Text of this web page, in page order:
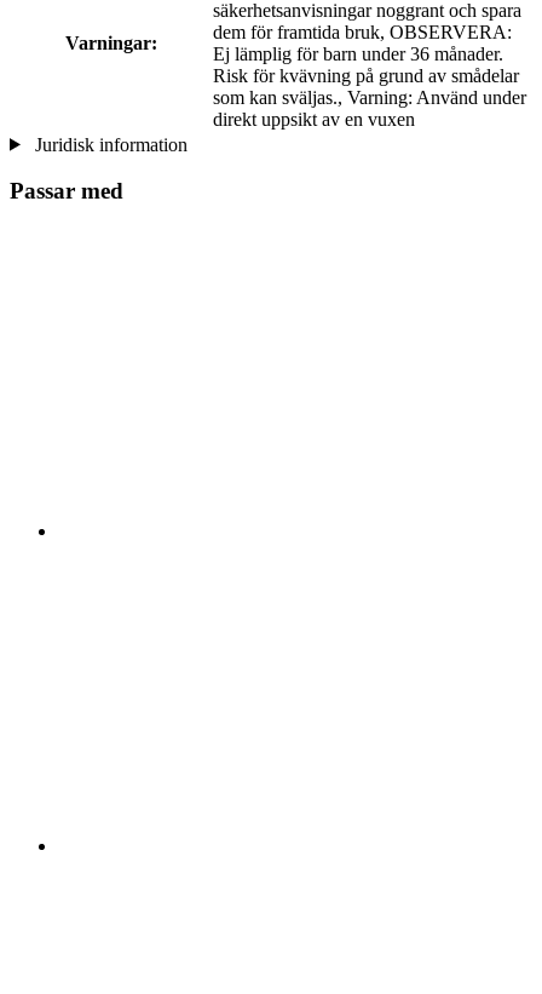
Varningar:
säkerhetsanvisningar noggrant och spara
dem för framtida bruk, OBSERVERA:
Ej lämplig för barn under 36 månader.
Risk för kvävning på grund av smådelar
som kan sväljas., Varning: Använd under
direkt uppsikt av en vuxen
Juridisk information
Passar med